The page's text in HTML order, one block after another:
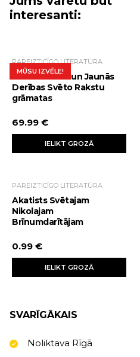
interesanti:
MŪSU IZVĒLE!
PAREIZTICĪGO LITERATŪRA
Bībele. Vecās un Jaunās
Derības Svēto Rakstu
grāmatas
69.99 €
IELIKT GROZĀ
PAREIZTICĪGO LITERATŪRA
Akatists Svētajam
Nikolajam
Brīnumdarītājam
0.99 €
IELIKT GROZĀ
SVARĪGĀKAIS
Noliktava Rīgā